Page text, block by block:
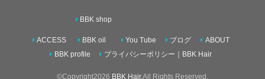
ACCESS
BBK shop
BBK oil You Tube ブログ
ABOUT
BBK profile
プライバシーポリシー｜BBK Hair
©Copyright2026 BBK Hair.All Rights Reserved.